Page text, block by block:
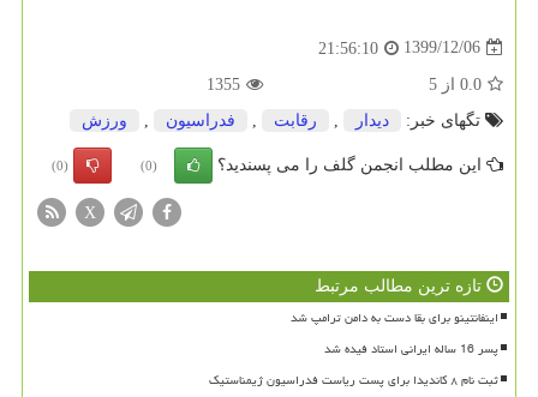
1399/12/06
21:56:10
0.0 از 5
1355
تگهای خبر:
دیدار رقابت فدراسیون ورزش
این مطلب انجمن گلف را می پسندید؟ (0)
(0)
X
تازه ترین مطالب مرتبط
اینفانتینو برای بقا دست به دامن ترامپ شد
پسر 16 ساله ایرانی استاد فیده شد
ثبت نام ۸ کاندیدا برای پست ریاست فدراسیون ژیمناستیک